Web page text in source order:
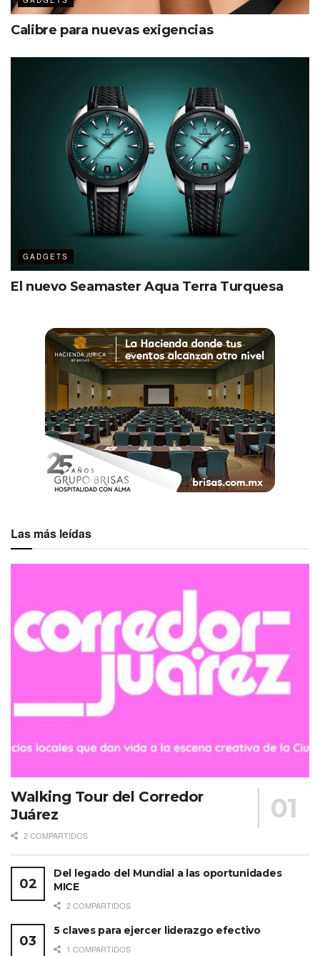
Calibre para nuevas exigencias
GADGETS
El nuevo Seamaster Aqua Terra Turquesa
Las más leídas
Walking Tour del Corredor
Juárez
2 COMPARTIDOS
Del legado del Mundial a las oportunidades
MICE
2 COMPARTIDOS
5 claves para ejercer liderazgo efectivo
1 COMPARTIDOS